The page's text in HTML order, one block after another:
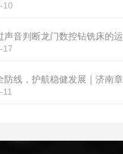
10
声音判断龙门数控钻铣床的
17
11